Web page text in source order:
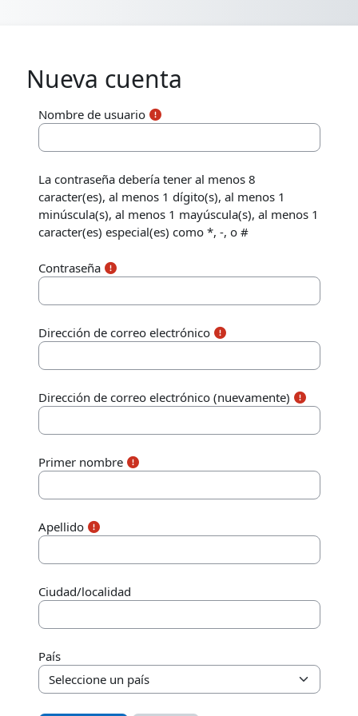
Nueva cuenta
Nombre de usuario
La contraseña debería tener al menos 8
caracter(es), al menos 1 dígito(s), al menos 1
minúscula(s), al menos 1 mayúscula(s), al menos 1
caracter(es) especial(es) como *, -, o #
Contraseña
Dirección de correo electrónico
Dirección de correo electrónico (nuevamente)
Primer nombre
Apellido
Ciudad/localidad
País